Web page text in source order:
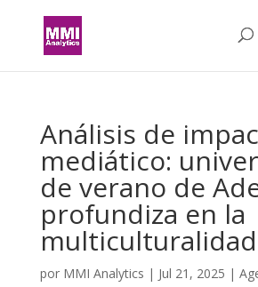
Análisis de
mediático:
de verano de
profundiza en la
multiculturalidad
por MMI Analytics | Jul 21, 2025 |